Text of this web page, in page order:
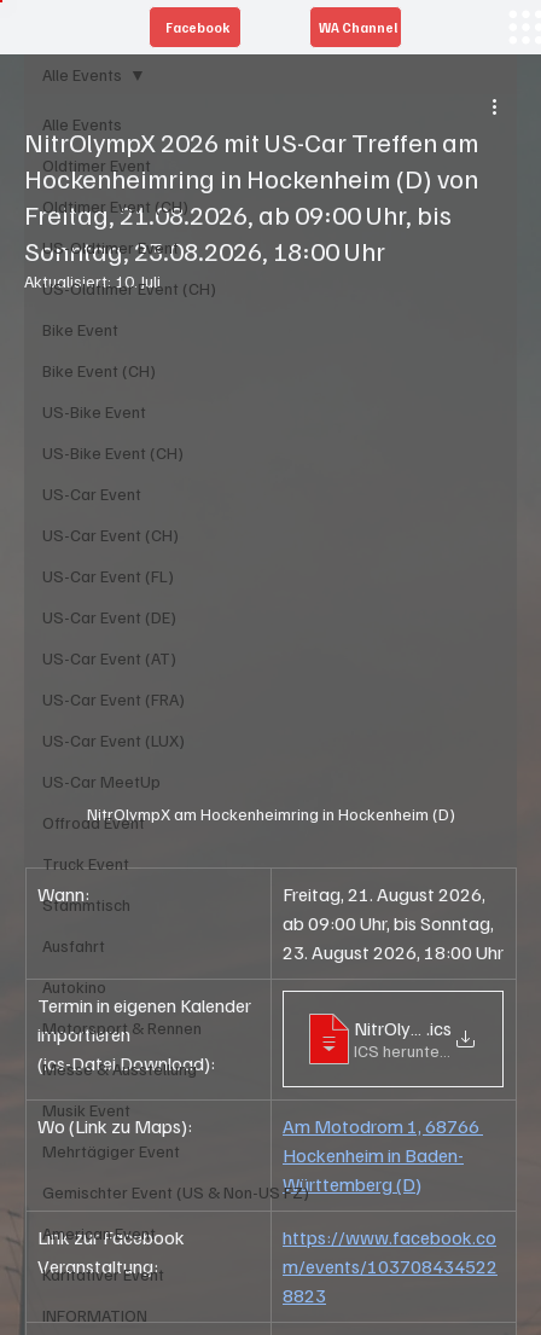
Facebook WA Channel
Alle Events
Oldtimer Event
Oldtimer Event (CH)
US-Oldtimer Event
US-Oldtimer Event (CH)
Bike Event
Bike Event (CH)
US-Bike Event
US-Bike Event (CH)
US-Car Event
US-Car Event (CH)
US-Car Event (FL)
US-Car Event (DE)
US-Car Event (AT)
US-Car Event (FRA)
US-Car Event (LUX)
US-Car MeetUp
Offroad Event
Truck Event
Stammtisch
Ausfahrt
Autokino
Motorsport & Rennen
Messe & Ausstellung
Musik Event
Mehrtägiger Event
Gemischter Event (US & Non-US FZ)
American Event
Karitativer Event
INFORMATION
Alle Events
NitrOlympX 2026 mit US-Car Treffen am
Hockenheimring in Hockenheim (D) von
Freitag, 21.08.2026, ab 09:00 Uhr, bis
Sonntag, 23.08.2026, 18:00 Uhr
Aktualisiert: 10. Juli
NitrOlympX am Hockenheimring in Hockenheim (D)
Wann:
Freitag, 21. August 2026,
ab 09:00 Uhr, bis Sonntag,
23. August 2026, 18:00 Uhr
Termin in eigenen Kalender
importieren
(ics-Datei Download):
NitrOlympX 2026 mit
.ics
ICS herunterladen • 2KB
Wo (Link zu Maps):
Am Motodrom 1, 68766
Hockenheim in Baden-
Württemberg (D)
Link zur Facebook
Veranstaltung:
https://www.facebook.co
m/events/103708434522
8823